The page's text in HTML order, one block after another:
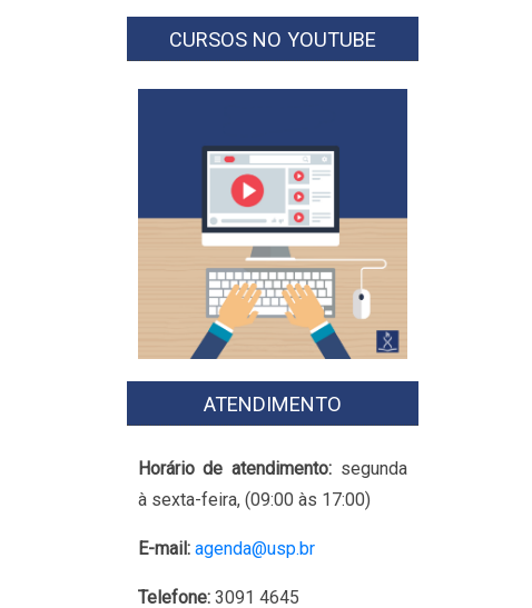
CURSOS NO YOUTUBE
ATENDIMENTO
Horário de atendimento: segunda
à sexta-feira, (09:00 às 17:00)
E-mail: agenda@usp.br
Telefone:3091 4645